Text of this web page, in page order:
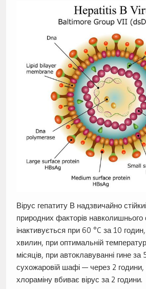
Вірус гепатиту В надзвичайно
природних факторів
інактивується при 60 °C за 10
хвилин, при оптимальній
місяців, при автоклавуванні гине
сухожаровій шафі — через 2 години,
хлораміну вбиває вірус за 2 години.